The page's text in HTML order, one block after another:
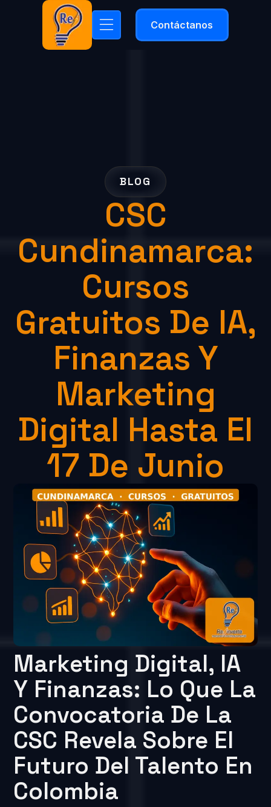
Contáctanos
BLOG
CSC
Cundinamarca:
Cursos
Gratuitos De IA,
Finanzas Y
Marketing
Digital Hasta El
17 De Junio
Marketing Digital, IA
Y Finanzas: Lo Que La
Convocatoria De La
CSC Revela Sobre El
Futuro Del Talento En
Colombia